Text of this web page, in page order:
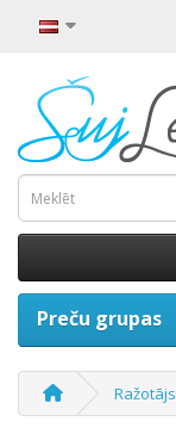
Preču grupas
Ražotājs